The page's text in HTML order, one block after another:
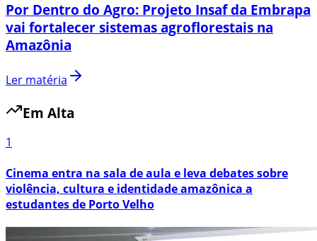
Por Dentro do Agro: Projeto Insaf da Embrapa
vai fortalecer sistemas agroflorestais na
Amazônia
Ler matéria
Em Alta
1
Cinema entra na sala de aula e leva debates sobre
violência, cultura e identidade amazônica a
estudantes de Porto Velho